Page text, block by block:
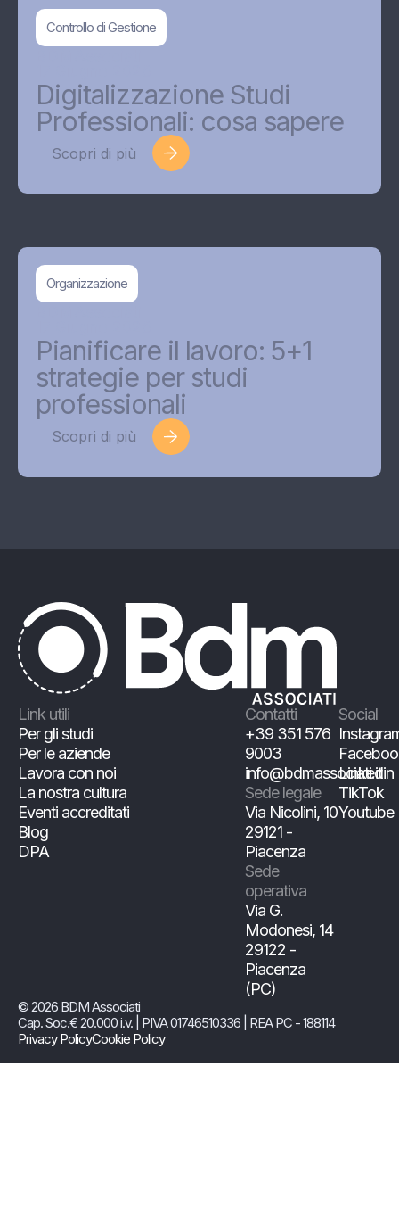
Controllo di Gestione
Digitalizzazione Studi
Professionali: cosa sapere
Scopri di più
Organizzazione
Pianificare il lavoro: 5+1
strategie per studi
professionali
Scopri di più
Link utili
Per gli studi
Per le aziende
Lavora con noi
La nostra cultura
Eventi accreditati
Blog
DPA
Contatti
+39 351 576
9003
info@bdmassociati.it
Sede legale
Via Nicolini, 10
29121 -
Piacenza
Sede
operativa
Via G.
Modonesi, 14
29122 -
Piacenza
(PC)
Social
Linkedin
TikTok
Youtube
© 2026 BDM Associati
Cap. Soc.€ 20.000 i.v. | PIVA 01746510336 | REA PC - 188114
Privacy PolicyCookie Policy